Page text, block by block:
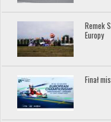
Remek
Europy
Finał